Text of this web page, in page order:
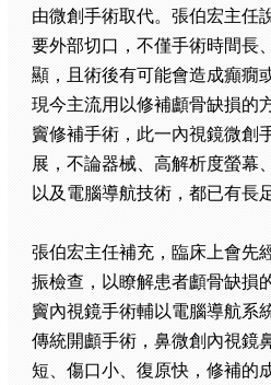
由微創手術取代。張伯宏主任
要外部切口，不僅手術時間長
顯，且術後有可能會造成癲癇
現今主流用以修補顱骨缺損的
竇修補手術，此一內視鏡微創
展，不論器械、高解析度螢幕
以及電腦導航技術，都已有長
張伯宏主任補充，臨床上會先
振檢查，以瞭解患者顱骨缺損
竇內視鏡手術輔以電腦導航系
傳統開顱手術，鼻微創內視鏡
短、傷口小、復原快，修補的